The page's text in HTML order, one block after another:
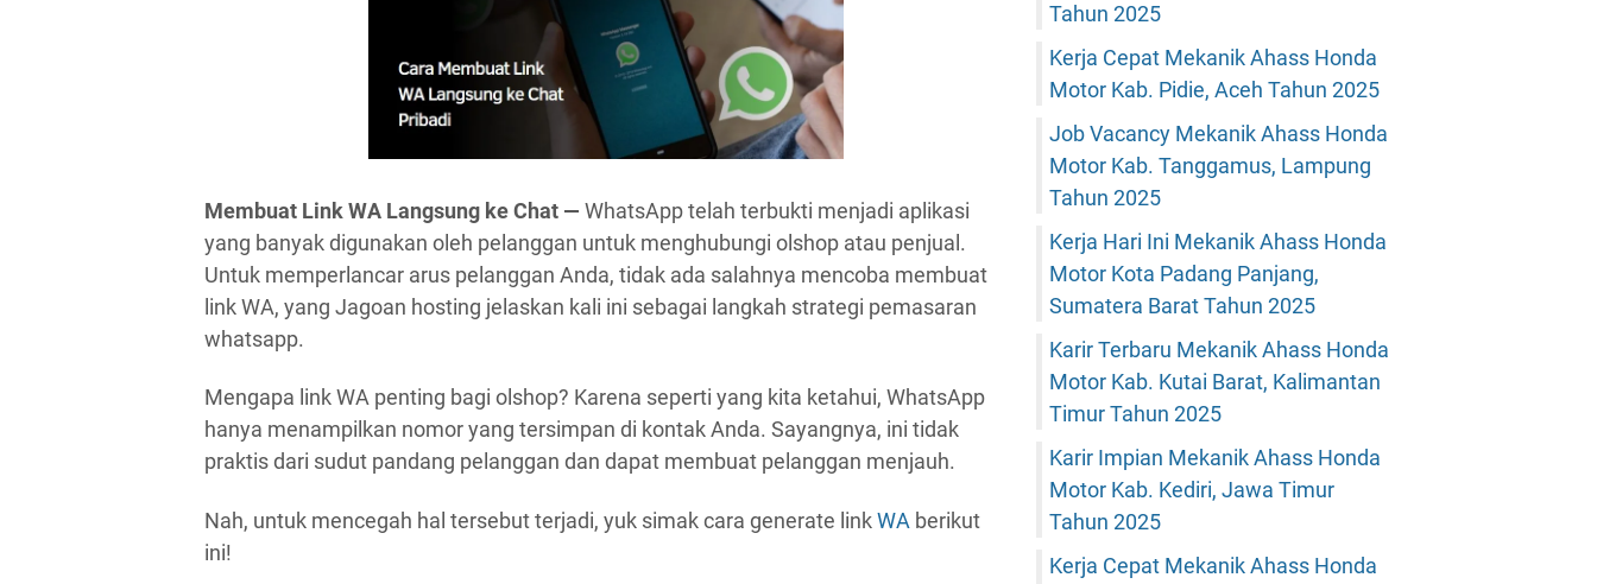
Membuat Link WA Langsung ke Chat — WhatsApp telah terbukti menjadi aplikasi
yang banyak digunakan oleh pelanggan untuk menghubungi olshop atau penjual.
Untuk memperlancar arus pelanggan Anda, tidak ada salahnya mencoba membuat
link WA, yang Jagoan hosting jelaskan kali ini sebagai langkah strategi pemasaran
whatsapp.
Mengapa link WA penting bagi olshop? Karena seperti yang kita ketahui, WhatsApp
hanya menampilkan nomor yang tersimpan di kontak Anda. Sayangnya, ini tidak
praktis dari sudut pandang pelanggan dan dapat membuat pelanggan menjauh.
Nah, untuk mencegah hal tersebut terjadi, yuk simak cara generate linkWA berikut
ini!
Tahun 2025
Kerja Cepat Mekanik Ahass Honda
Motor Kab. Pidie, Aceh Tahun 2025
Job Vacancy Mekanik Ahass Honda
Motor Kab. Tanggamus, Lampung
Tahun 2025
Kerja Hari Ini Mekanik Ahass Honda
Motor Kota Padang Panjang,
Sumatera Barat Tahun 2025
Karir Terbaru Mekanik Ahass Honda
Motor Kab. Kutai Barat, Kalimantan
Timur Tahun 2025
Karir Impian Mekanik Ahass Honda
Motor Kab. Kediri, Jawa Timur
Tahun 2025
Kerja Cepat Mekanik Ahass Honda